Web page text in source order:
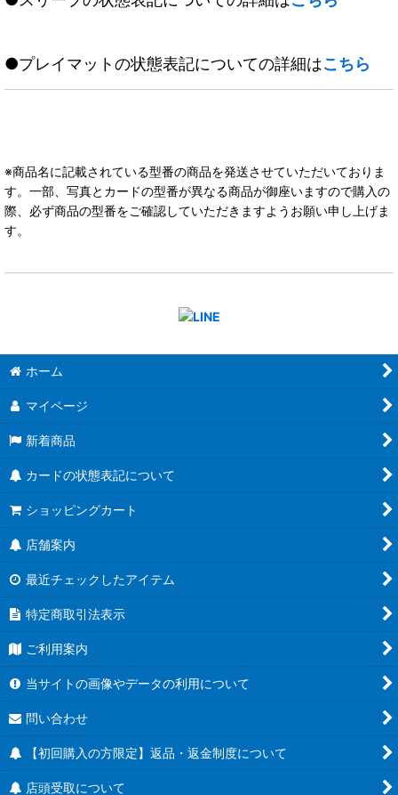
●プレイマットの状態表記についての詳細はこちら
※商品名に記載されている型番の商品を発送させていただいておりま
す。一部、写真とカードの型番が異なる商品が御座いますので購入の
際、必ず商品の型番をご確認していただきますようお願い申し上げま
す。
ホーム
マイページ
新着商品
カードの状態表記について
ショッピングカート
店舗案内
最近チェックしたアイテム
特定商取引法表示
ご利用案内
当サイトの画像やデータの利用について
問い合わせ
【初回購入の方限定】返品・返金制度について
店頭受取について